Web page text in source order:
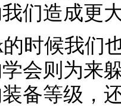
们造成更
时候我们
会则为来
备等级，